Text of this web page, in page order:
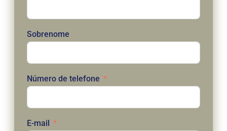
Sobrenome
Número de telefone
E-mail